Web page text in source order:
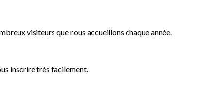
visiteurs que nous accueillons chaque année.
inscrire très facilement.